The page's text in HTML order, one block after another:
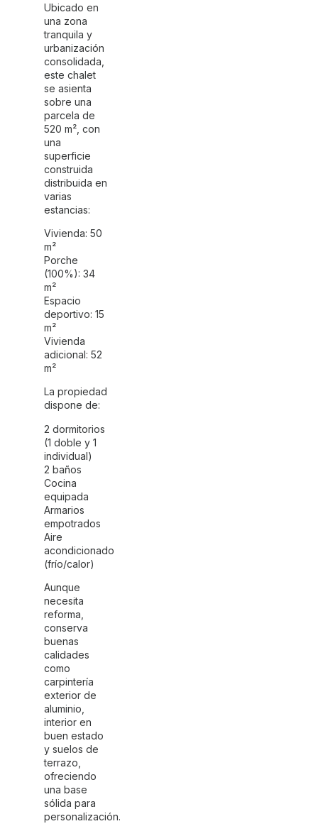
Ubicado en
una zona
tranquila y
urbanización
consolidada,
este chalet
se asienta
sobre una
parcela de
520 m², con
una
superficie
construida
distribuida en
varias
estancias:
Vivienda: 50
m²
Porche
(100%): 34
m²
Espacio
deportivo: 15
m²
Vivienda
adicional: 52
m²
La propiedad
dispone de:
2 dormitorios
(1 doble y 1
individual)
2 baños
Cocina
equipada
Armarios
empotrados
Aire
acondicionado
(frío/calor)
Aunque
necesita
reforma,
conserva
buenas
calidades
como
carpintería
exterior de
aluminio,
interior en
buen estado
y suelos de
terrazo,
ofreciendo
una base
sólida para
personalización.